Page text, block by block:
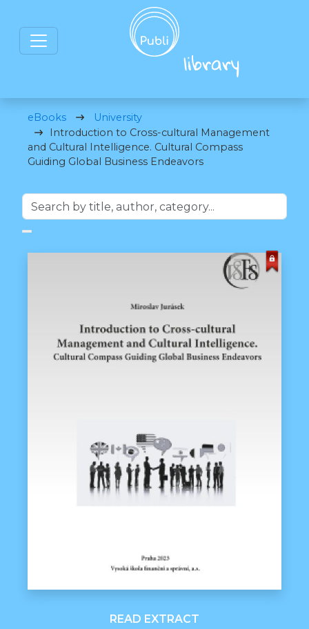
eBooks
University
Introduction to Cross-cultural Management
and Cultural Intelligence. Cultural Compass
Guiding Global Business Endeavors
READ EXTRACT